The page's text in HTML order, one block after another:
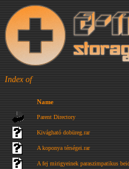
Index of
Name
Parent Directory
Kivágható dobüreg.rar
A koponya térségei.rar
A fej mirigyeinek paraszimpatikus